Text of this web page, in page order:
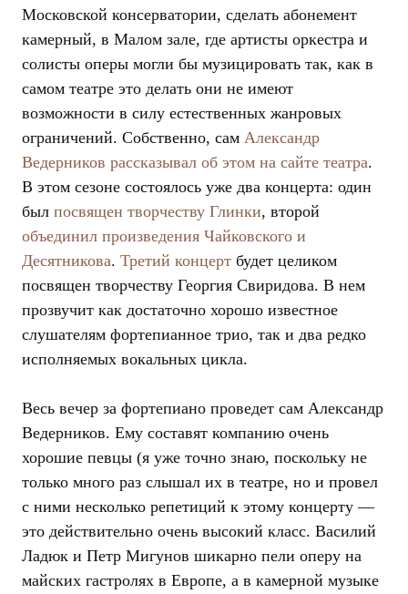
Московской консерватории, сделать абонемент
камерный, в Малом зале, где артисты оркестра и
солисты оперы могли бы музицировать так, как в
самом театре это делать они не имеют
возможности в силу естественных жанровых
ограничений. Собственно, сам Александр
Ведерников рассказывал об этом на сайте театра.
В этом сезоне состоялось уже два концерта: один
был посвящен творчеству Глинки, второй
объединил произведения Чайковского и
Десятникова. Третий концерт будет целиком
посвящен творчеству Георгия Свиридова. В нем
прозвучит как достаточно хорошо известное
слушателям фортепианное трио, так и два редко
исполняемых вокальных цикла.
Весь вечер за фортепиано проведет сам Александр
Ведерников. Ему составят компанию очень
хорошие певцы (я уже точно знаю, поскольку не
только много раз слышал их в театре, но и провел
с ними несколько репетиций к этому концерту —
это действительно очень высокий класс. Василий
Ладюк и Петр Мигунов шикарно пели оперу на
майских гастролях в Европе, а в камерной музыке